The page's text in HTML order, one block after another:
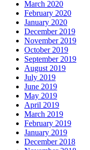
March 2020
February 2020
January 2020
December 2019
November 2019
October 2019
September 2019
August 2019
July 2019
June 2019
May 2019
April 2019
March 2019
February 2019
January 2019
December 2018